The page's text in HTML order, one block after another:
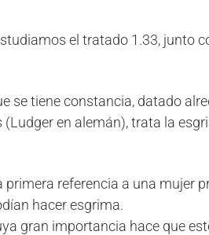
el tratado 1.33, junto
se tiene constancia, datado
en alemán), trata la
referencia a una mujer
hacer esgrima.
gran importancia hace que